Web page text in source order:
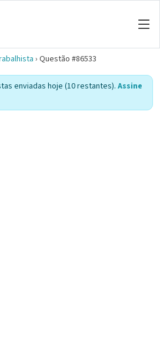
› Questão #86533
enviadas hoje (10 restantes). Assine